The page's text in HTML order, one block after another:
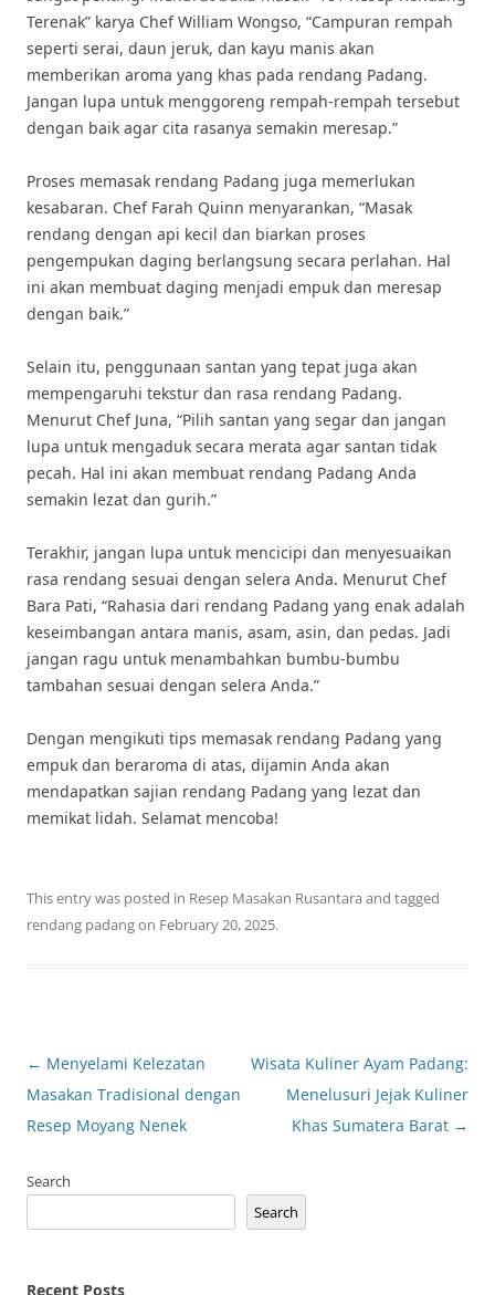
Terenak” karya Chef William Wongso, “Campuran rempah
seperti serai, daun jeruk, dan kayu manis akan
memberikan aroma yang khas pada rendang Padang.
Jangan lupa untuk menggoreng rempah-rempah tersebut
dengan baik agar cita rasanya semakin meresap.”
Proses memasak rendang Padang juga memerlukan
kesabaran. Chef Farah Quinn menyarankan, “Masak
rendang dengan api kecil dan biarkan proses
pengempukan daging berlangsung secara perlahan. Hal
ini akan membuat daging menjadi empuk dan meresap
dengan baik.”
Selain itu, penggunaan santan yang tepat juga akan
mempengaruhi tekstur dan rasa rendang Padang.
Menurut Chef Juna, “Pilih santan yang segar dan jangan
lupa untuk mengaduk secara merata agar santan tidak
pecah. Hal ini akan membuat rendang Padang Anda
semakin lezat dan gurih.”
Terakhir, jangan lupa untuk mencicipi dan menyesuaikan
rasa rendang sesuai dengan selera Anda. Menurut Chef
Bara Pati, “Rahasia dari rendang Padang yang enak adalah
keseimbangan antara manis, asam, asin, dan pedas. Jadi
jangan ragu untuk menambahkan bumbu-bumbu
tambahan sesuai dengan selera Anda.”
Dengan mengikuti tips memasak rendang Padang yang
empuk dan beraroma di atas, dijamin Anda akan
mendapatkan sajian rendang Padang yang lezat dan
memikat lidah. Selamat mencoba!
This entry was posted in Resep Masakan Rusantara and tagged
rendang padangon February 20, 2025.
Post
navigation
← Menyelami Kelezatan
Masakan Tradisional dengan
Resep Moyang Nenek
Wisata Kuliner Ayam Padang:
Menelusuri Jejak Kuliner
Khas Sumatera Barat →
Search
Search
Recent Posts